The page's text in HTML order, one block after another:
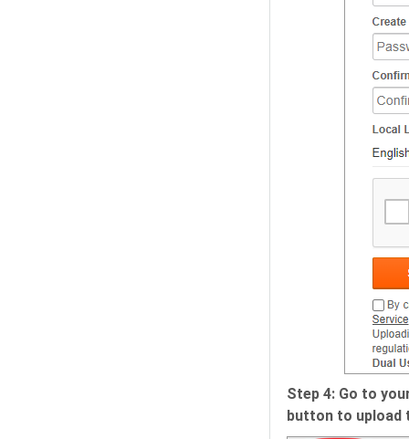
Step 4: Go to
button to upload